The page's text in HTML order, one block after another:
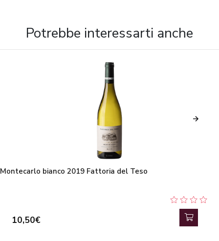
Potrebbe interessarti anche
Montecarlo bianco 2019 Fattoria del Teso
10,50€